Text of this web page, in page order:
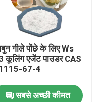
गीले पोंछे के लिए Ws
कूलिंग एजेंट पाउडर CAS
67-4
सबसे अच्छी कीमत